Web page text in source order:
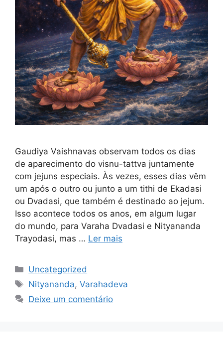
Gaudiya Vaishnavas observam todos os dias
de aparecimento do visnu-tattva juntamente
com jejuns especiais. Às vezes, esses dias vêm
um após o outro ou junto a um tithi de Ekadasi
ou Dvadasi, que também é destinado ao jejum.
Isso acontece todos os anos, em algum lugar
do mundo, para Varaha Dvadasi e Nityananda
Trayodasi, mas … Ler mais
Categorias
Uncategorized
Tags
Nityananda,Varahadeva
Deixe um comentário